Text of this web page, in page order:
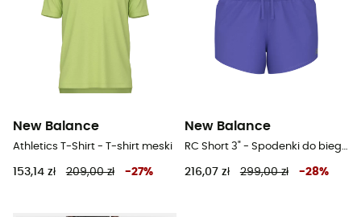
New Balance
Athletics T-Shirt - T-shirt meski
153,14 zł 209,00 zł -27%
New Balance
216,07 zł 299,00 zł -28%